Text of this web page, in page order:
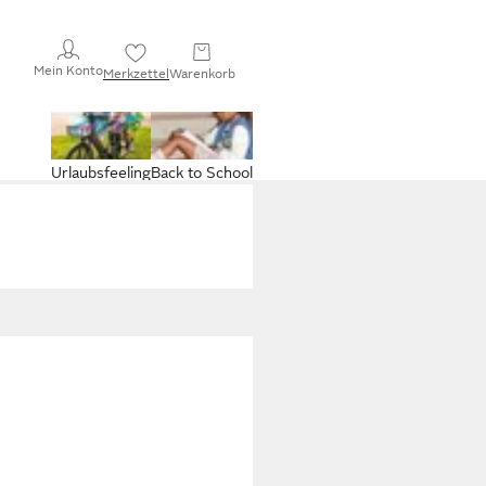
Mein KontoMerkzettelWarenkorb
Back to School
Urlaubsfeeling